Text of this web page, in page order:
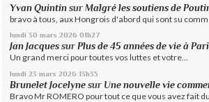
Yvan Quintin surMalgré les soutiens de
bravo à tous, aux Hongrois d'abord qui sont su
lundi 30 mars 2026 01h27
Jan Jacques surPlus de 45 années de vie à
Un grand merci pour toutes vos luttes et votre...
lundi 23 mars 2026 13h35
Brunelet Jocelyne sur Une nouvelle vie
Bravo Mr ROMERO pour tout ce que vous avez fait